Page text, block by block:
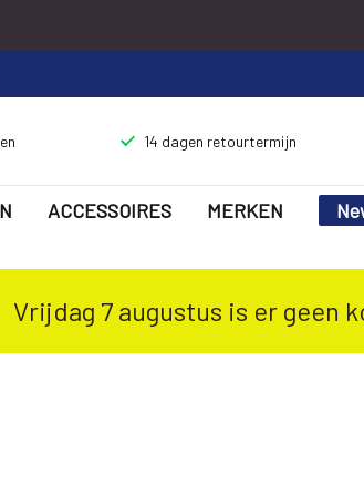
14 dagen retourtermijn
ACCESSOIRES MERKEN
Vrijdag 7 augustus is er geen